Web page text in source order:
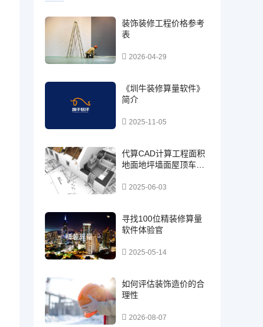
装饰装修工程价格参考
表
2026-04-29
《圳牛装修算量软件》
简介
2025-11-05
代算CAD计算工程面积
地面地坪墙面屋顶车库
业务2025-06-03
寻找100位精装修算量
软件体验官
2025-05-14
如何评估装饰造价的合
理性
2026-08-07